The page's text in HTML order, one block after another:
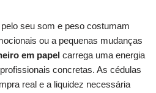
seu som e peso costumam
ou a pequenas mudanças
em papel carrega uma energia
concretas. As cédulas
real e a liquidez necessária